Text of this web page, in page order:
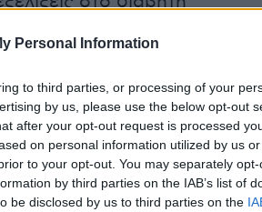
Personal Information
to third parties, or processing of your
by us, please use the below opt-out
after your opt-out request is processed
on personal information utilized by us
to your opt-out. You may separately
by third parties on the IAB’s list of
be disclosed by us to third parties on the
πίσω διεθνώς λόγω covid
δριμύτερες, αν
Ινστιτούτο Υγείας των ΗΠΑ,
έχουν κατατεθεί
και άλλες 300
έτους.